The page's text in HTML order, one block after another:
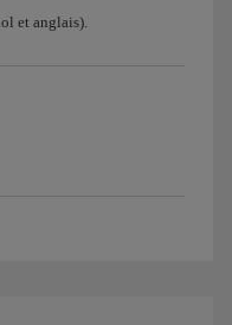
et anglais).